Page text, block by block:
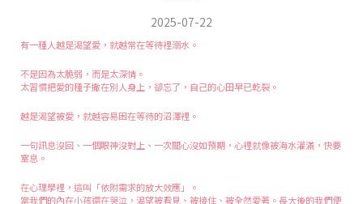
2025-07-22
有一種人越是渴望愛，就越常在等待裡溺水。
不是因為太脆弱，而是太深情。
太習慣把愛的種子撒在別人身上，卻忘了，自己的心田早已乾裂。
越是渴望被愛，就越容易困在等待的沼澤裡。
一句訊息沒回、一個眼神沒對上、一次關心沒如預期，心裡就像被海水灌滿，快要
窒息。
在心理學裡，這叫「依附需求的放大效應」。
當我們的內在小孩還在哭泣，渴望被看見、被接住、被全然愛著。長大後的我們便